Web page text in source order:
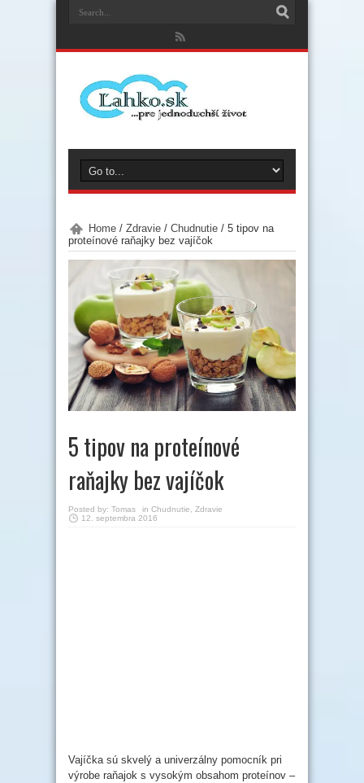
Home / Zdravie / Chudnutie / 5 tipov na
proteínové raňajky bez vajíčok
5 tipov na proteínové
raňajky bez vajíčok
Posted by: Tomas in Chudnutie
Zdravie
12. septembra 2016
Vajíčka sú skvelý a univerzálny pomocník pri
výrobe raňajok s vysokým obsahom proteínov –